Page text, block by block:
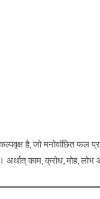
है, जो मनोवांछित फल
काम, क्रोध, मोह, लोभ